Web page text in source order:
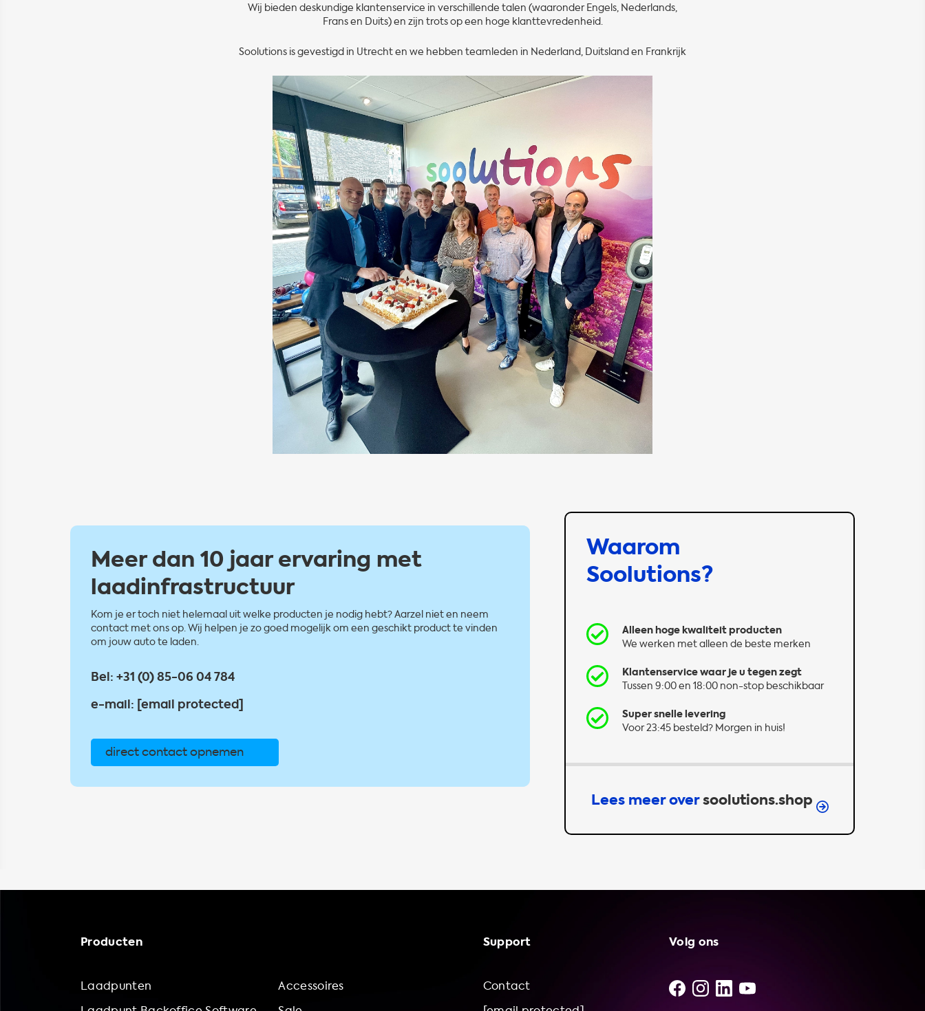
Wij bieden deskundige klantenservice in verschillende talen (waaronder Engels, Nederlands,
Frans en Duits) en zijn trots op een hoge klanttevredenheid.
Soolutions is gevestigd in Utrecht en we hebben teamleden in Nederland, Duitsland en Frankrijk
Meer dan 10 jaar ervaring met
laadinfrastructuur
Kom je er toch niet helemaal uit welke producten je nodig hebt? Aarzel niet en neem
contact met ons op. Wij helpen je zo goed mogelijk om een geschikt product te vinden
om jouw auto te laden.
Bel: +31 (0) 85-06 04 784
e-mail: [email protected]
direct contact opnemen
Waarom
Soolutions?
Alleen hoge kwaliteit producten
We werken met alleen de beste merken
Klantenservice waar je u tegen zegt
Tussen 9:00 en 18:00 non-stop beschikbaar
Super snelle levering
Voor 23:45 besteld? Morgen in huis!
Lees meer oversoolutions.shop
Producten
Laadpunten
Accessoires
Support
Contact
Volg ons